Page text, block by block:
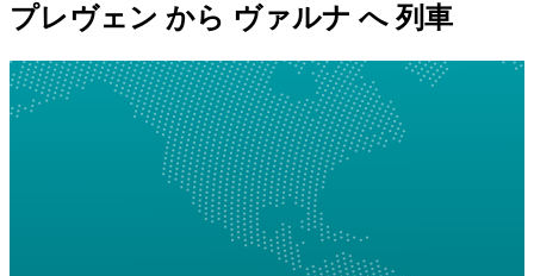
プレヴェン から ヴァルナ へ 列車